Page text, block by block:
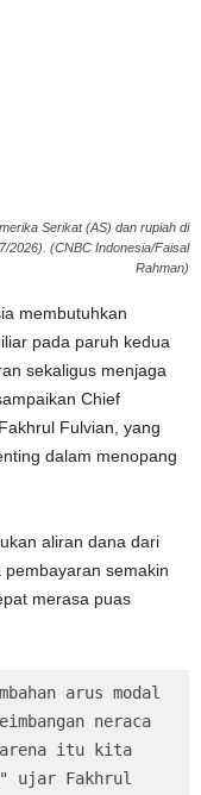
Serikat (AS) dan rupiah di
2026). (CNBC Indonesia/Faisal
Rahman)
membutuhkan
pada paruh kedua
sekaligus menjaga
Chief
Fulvian, yang
dalam menopang
aliran dana dari
semakin
merasa puas
arus modal
neraca
itu kita
ujar Fakhrul